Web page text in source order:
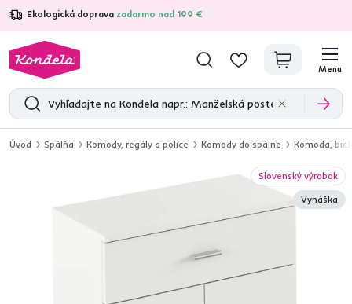
Ekologická doprava zadarmo nad 199 €
4,7 31 157overených produktových recenzií
Menu
Úvod Spálňa Komody, regály a police Komody do spálne Komoda,
Slovenský výrobok
Vynáška